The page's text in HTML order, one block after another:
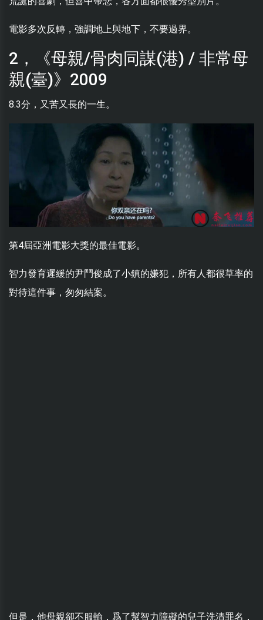
電影多次反轉，強調地上與地下，不要過界。
2，《母親/骨肉同謀(港) / 非常母
親(臺)》2009
8.3分，又苦又長的一生。
第4屆亞洲電影大獎的最佳電影。
智力發育遲緩的尹鬥俊成了小鎮的嫌犯，所有人都很草率的
對待這件事，匆匆結案。
但是，他母親卻不服輸，爲了幫智力障礙的兒子洗清罪名，